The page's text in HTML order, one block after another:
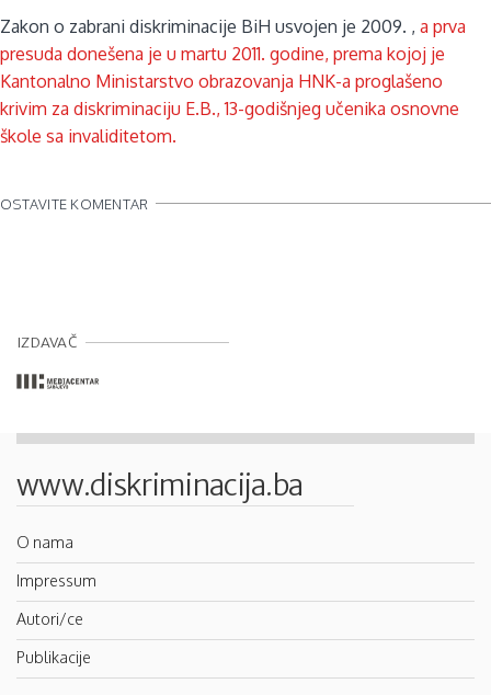
Zakon o zabrani diskriminacije BiH usvojen je 2009. , a prva
presuda donešena je u martu 2011. godine, prema kojoj je
Kantonalno Ministarstvo obrazovanja HNK-a proglašeno
krivim za diskriminaciju E.B., 13-godišnjeg učenika osnovne
škole sa invaliditetom.
OSTAVITE KOMENTAR
IZDAVAČ
www.diskriminacija.ba
O nama
Impressum
Autori/ce
Publikacije